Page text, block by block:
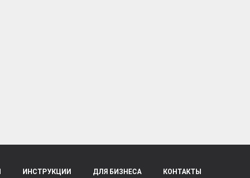
ИНСТРУКЦИИ ДЛЯ БИЗНЕСА КОНТАКТЫ